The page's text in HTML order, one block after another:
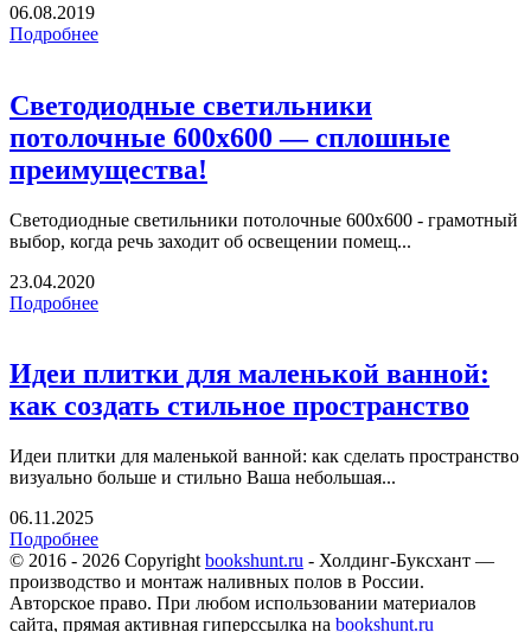
06.08.2019
Подробнее
Светодиодные светильники
потолочные 600х600 — сплошные
преимущества!
Светодиодные светильники потолочные 600х600 - грамотный
выбор, когда речь заходит об освещении помещ...
23.04.2020
Подробнее
Идеи плитки для маленькой ванной:
как создать стильное пространство
Идеи плитки для маленькой ванной: как сделать пространство
визуально больше и стильно Ваша небольшая...
06.11.2025
Подробнее
© 2016 - 2026 Copyright bookshunt.ru - Холдинг-Буксхант —
производство и монтаж наливных полов в России.
Авторское право. При любом использовании материалов
сайта, прямая активная гиперссылка на bookshunt.ru